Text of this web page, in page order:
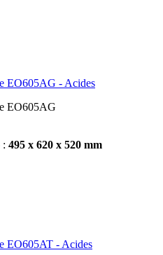
EO605AG - Acides
EO605AG
: 495 x 620 x 520 mm
EO605AT - Acides